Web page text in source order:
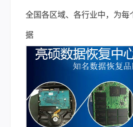
全国各区域、各行业中，为每
据